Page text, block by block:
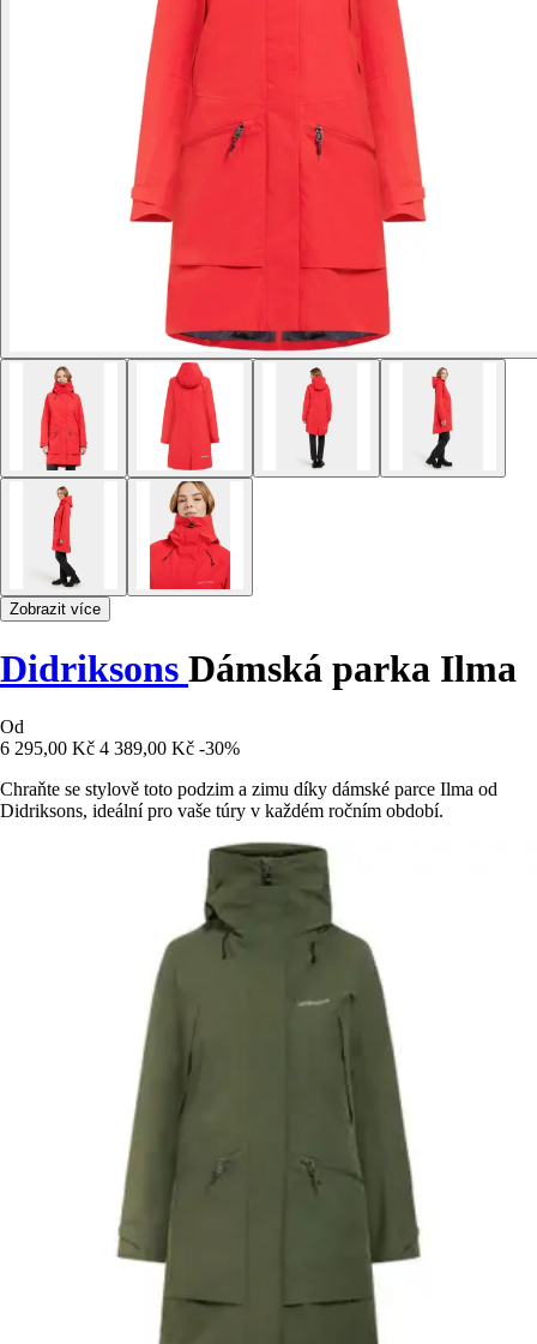
Zobrazit více
Didriksons Dámská parka Ilma
Od
6 295,00 Kč 4 389,00 Kč -30%
Chraňte se stylově toto podzim a zimu díky dámské parce Ilma od
Didriksons, ideální pro vaše túry v každém ročním období.